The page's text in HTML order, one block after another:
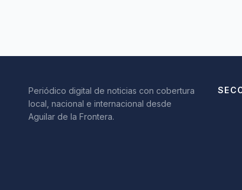
Periódico digital de noticias con cobertura
local, nacional e internacional desde
Aguilar de la Frontera.